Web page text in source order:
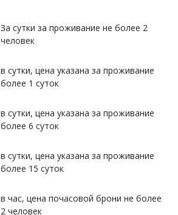
За сутки за проживание не более 2
человек
в сутки, цена указана за проживание
более 1 суток
в сутки, цена указана за проживание
более 6 суток
в сутки, цена указана за проживание
более 15 суток
в час, цена почасовой брони не более
2 человек